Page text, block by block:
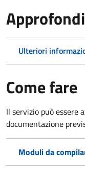
Ulteriori
Come fare
Il servizio può
documentazione
Moduli da